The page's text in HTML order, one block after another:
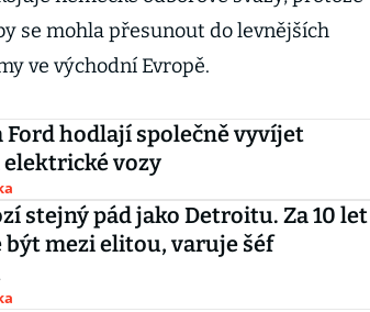
se mohla přesunout do levnějších
ve východní Evropě.
Ford hodlají společně vyvíjet
elektrické vozy
stejný pád jako Detroitu. Za 10 let
mezi elitou, varuje šéf